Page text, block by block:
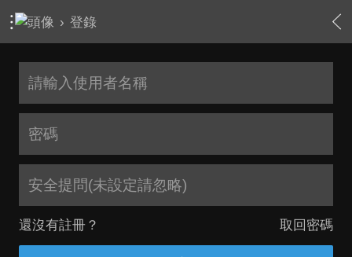
› 登錄
安全提問(未設定請忽略)
還沒有註冊？ 取回密碼